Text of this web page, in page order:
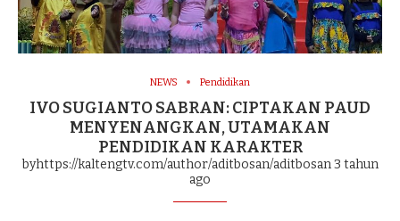
NEWS Pendidikan
IVO SUGIANTO SABRAN: CIPTAKAN PAUD
MENYENANGKAN, UTAMAKAN
PENDIDIKAN KARAKTER
byhttps://kaltengtv.com/author/aditbosan/aditbosan3 tahun
ago